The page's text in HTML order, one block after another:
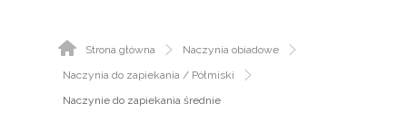
Strona główna
Naczynia obiadowe
Naczynia do zapiekania / Półmiski
Naczynie do zapiekania średnie